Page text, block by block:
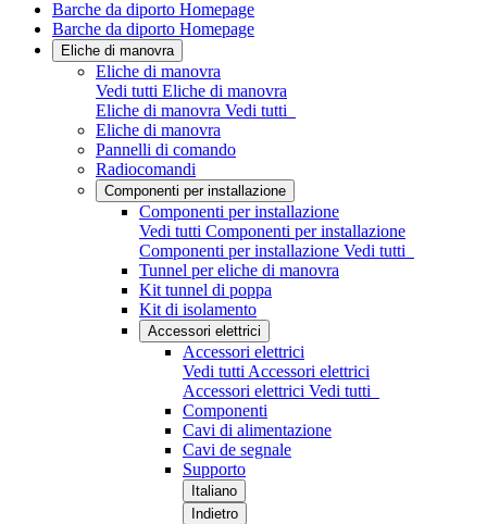
Barche da diporto Homepage
Barche da diporto Homepage
Eliche di manovra
Eliche di manovra
Vedi tutti Eliche di manovra
Eliche di manovra Vedi tutti
Eliche di manovra
Pannelli di comando
Radiocomandi
Componenti per installazione
Componenti per installazione
Vedi tutti Componenti per installazione
Componenti per installazione Vedi tutti
Tunnel per eliche di manovra
Kit tunnel di poppa
Kit di isolamento
Accessori elettrici
Accessori elettrici
Vedi tutti Accessori elettrici
Accessori elettrici Vedi tutti
Componenti
Cavi di alimentazione
Cavi de segnale
Supporto
Italiano
Indietro